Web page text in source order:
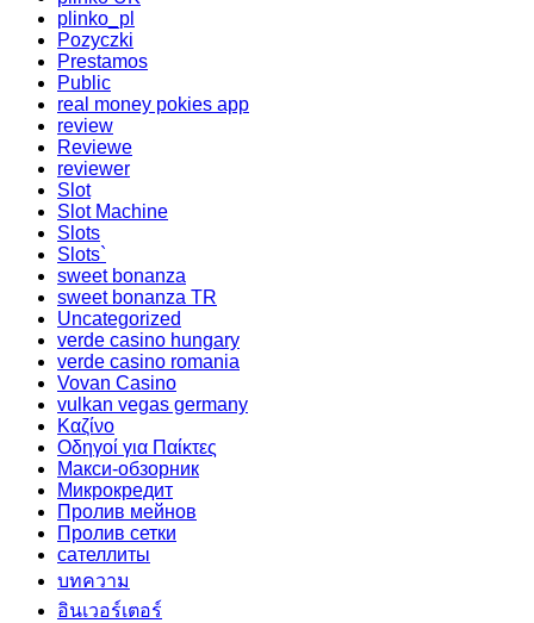
plinko_pl
Pozyczki
Prestamos
Public
real money pokies app
review
Reviewe
reviewer
Slot
Slot Machine
Slots
Slots`
sweet bonanza
sweet bonanza TR
Uncategorized
verde casino hungary
verde casino romania
Vovan Casino
vulkan vegas germany
Καζίνο
Οδηγοί για Παίκτες
Макси-обзорник
Микрокредит
Пролив мейнов
Пролив сетки
сателлиты
บทความ
อินเวอร์เตอร์